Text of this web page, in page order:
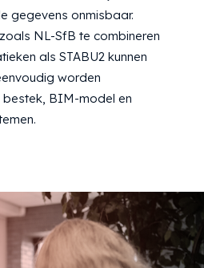
gegevens onmisbaar.
NL-SfB te combineren
als STABU2 kunnen
worden
bestek, BIM-model en